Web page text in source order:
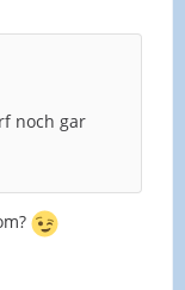
noch gar